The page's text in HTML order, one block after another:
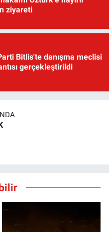
ziyareti
Bitlis'te danışma meclisi
gerçekleştirildi